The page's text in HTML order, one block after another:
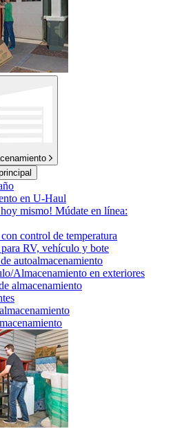
en U-Haul
mismo! Múdate en línea:
control de temperatura
RV, vehículo y bote
autoalmacenamiento
Almacenamiento en exteriores
almacenamiento